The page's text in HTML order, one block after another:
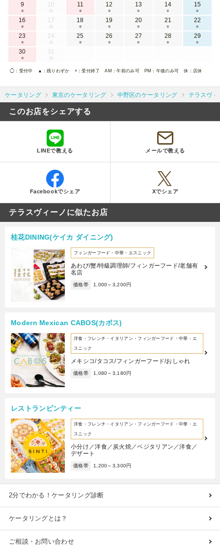
9
○
10
休
11
○
12
○
13
○
14
○
15
○
16
○
17
休
18
○
19
○
20
○
21
○
22
○
23
○
24
休
25
○
26
○
27
○
28
○
29
○
30
○
31
休
◯ ：受付中 ▲ ：残りわずか ×：受付終了 AM ：午前のみ可 PM ：午後のみ可 休 ：店休
ケータリング 東京のケータリング 中野区のケータリング テラスヴィ
このお店をシェアする
LINEで教える メールで教える
Facebookでシェア Xでシェア
テラスヴィーノに似たお店
桂花DINING(ケイカ ダイニング)
フィンガーフード・中華・エスニック
あわび/蟹/特級調理師/フィンガーフード/老舗有
名店
価格帯 1,000～3,200円
Modern Mexican CABOS(カボス)
洋食・フレンチ・イタリアン・フィンガーフード・中華・エ
スニック
メキシコ/タコス/フィンガーフード/おしゃれ
価格帯 1,080～3,180円
レストランビンティー
洋食・フレンチ・イタリアン・フィンガーフード・中華・エ
スニック
小分け／洋食／炭火焼／ベジタリアン／洋食／
デザート
価格帯 1,200～3,300円
2分でわかる！ケータリング診断
ケータリングとは？
ご相談・お問い合わせ